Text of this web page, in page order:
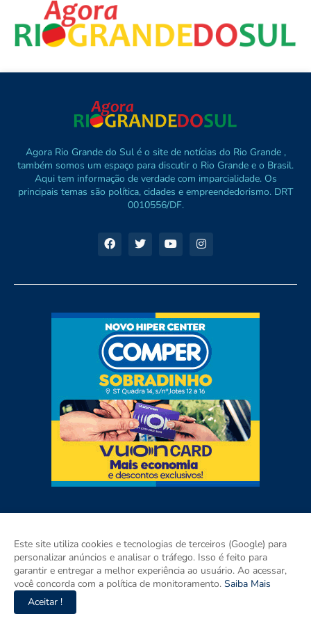
Agora Rio Grande do Sul é o site de notícias do Rio Grande ,
também somos um espaço para discutir o Rio Grande e o Brasil.
Aqui tem informação de verdade com imparcialidade. Os
principais temas são política, cidades e empreendedorismo. DRT
0010556/DF.
Este site utiliza cookies e tecnologias de terceiros (Google) para
personalizar anúncios e analisar o tráfego. Isso é feito para
garantir e entregar a melhor experiência ao usuário. Ao acessar,
você concorda com a política de monitoramento. Saiba Mais
Aceitar !